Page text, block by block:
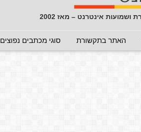
אינטרנט – מאז 2002
האתר בתקשורת סוגי מכתבים נפוצים